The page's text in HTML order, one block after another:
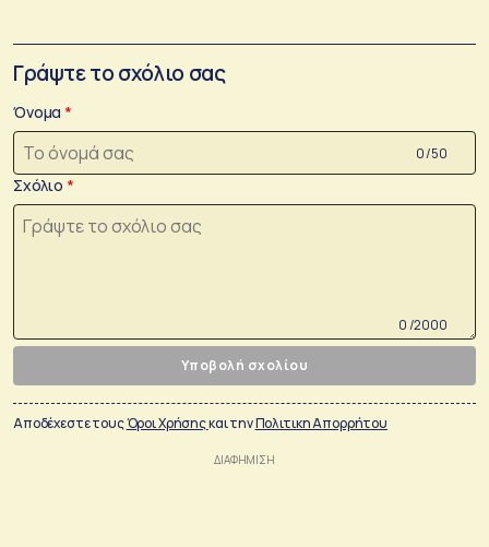
Γράψτε το σχόλιο σας
Όνομα
0 /50
Σχόλιο
0 /2000
Υποβολή σχολίου
Αποδέχεστε τουςΌροι Χρήσηςκαι τηνΠολιτικη Απορρήτου